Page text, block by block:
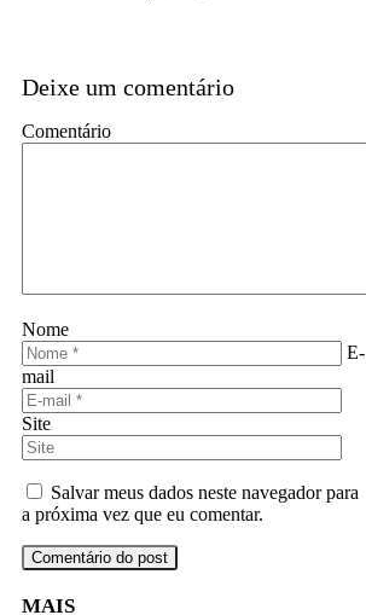
Deixe um comentário
Comentário
Nome
E-
mail
Site
Salvar meus dados neste navegador para
a próxima vez que eu comentar.
MAIS